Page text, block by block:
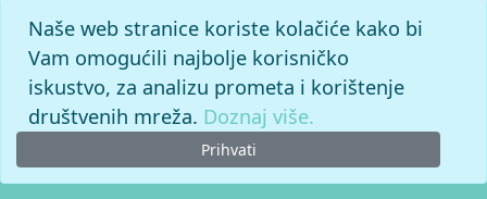
Naše web stranice koriste kolačiće kako bi
Vam omogućili najbolje korisničko
iskustvo, za analizu prometa i korištenje
društvenih mreža. Doznaj više.
Prihvati
© 2026. -Leksikografski zavodMiroslav Krleža